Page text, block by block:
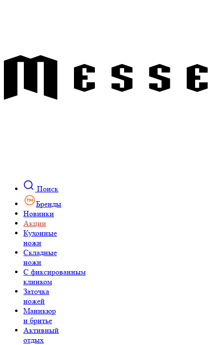
Поиск
Бренды
Новинки
Акции
Кухонные
ножи
Складные
ножи
C фиксированным
клинком
Заточка
ножей
Маникюр
и бритье
Активный
отдых